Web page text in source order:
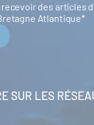
des articles
Atlantique
SUR LES